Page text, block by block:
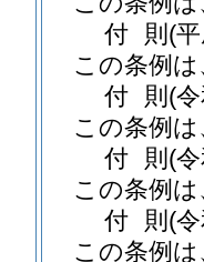
付 則 (
この条例
付 則 (
この条例
付 則 (
この条例
付 則 (
この条例